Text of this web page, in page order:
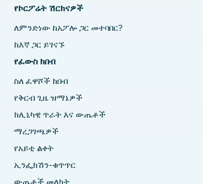
የኮርፖሬት ሽርክናዎች
ለምንድነው ከአፖሎ ጋር መተባበር?
ከእኛ ጋር ይገናኙ
የፈውስ ክበብ
ስለ ፈዋሾች ክበብ
የቅርብ ጊዜ ዝማኔዎች
ክሊኒካዊ ጥራት እና ውጤቶች
ማረጋገጫዎች
የአይቲ ልቀት
ኢንፌክሽን-ቁጥጥር
ውጤቶች መለካት